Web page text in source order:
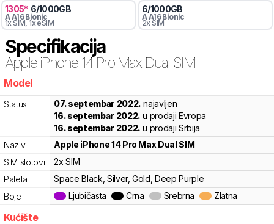
1305* 6/1000GB
AA16 Bionic
1x SIM, 1x eSIM
6/1000GB
AA16 Bionic
2x SIM
Specifikacija
Apple iPhone 14 Pro Max Dual SIM
Model
Status 07. septembar 2022. najavljen
16. septembar 2022. u prodaji Evropa
16. septembar 2022. u prodaji Srbija
Naziv
Apple iPhone 14 Pro Max Dual SIM
SIM slotovi
2x SIM
Paleta
Space Black, Silver, Gold, Deep Purple
Boje
Ljubičasta Crna Srebrna Zlatna
Kućište